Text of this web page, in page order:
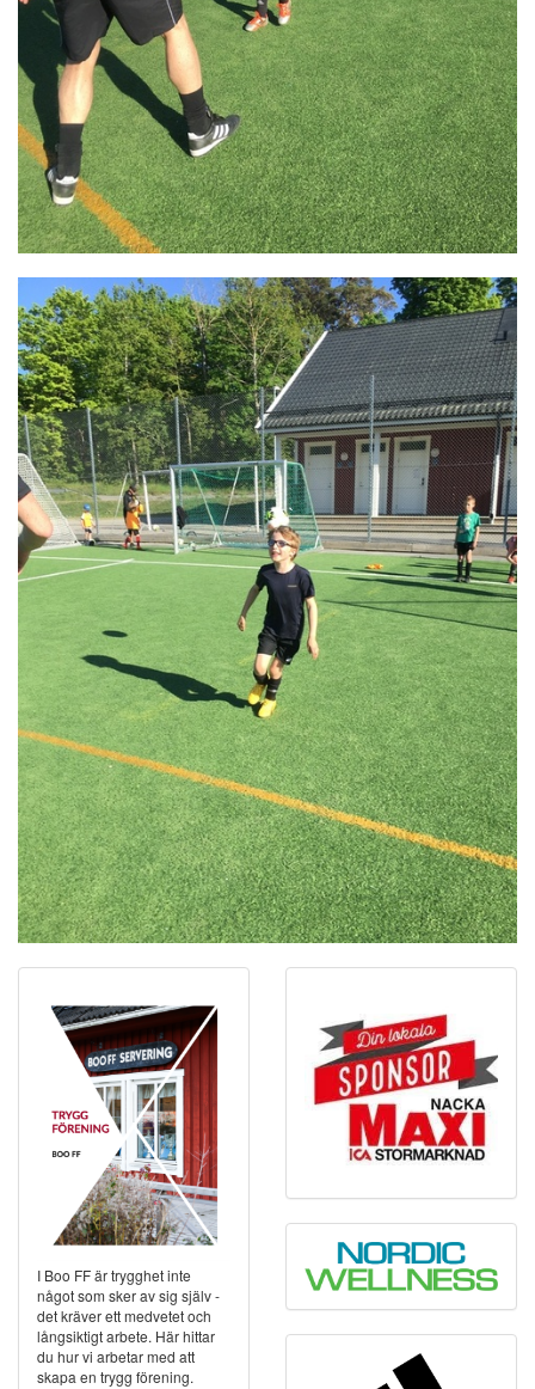
I Boo FF är trygghet inte
något som sker av sig själv -
det kräver ett medvetet och
långsiktigt arbete. Här hittar
du hur vi arbetar med att
skapa en trygg förening.